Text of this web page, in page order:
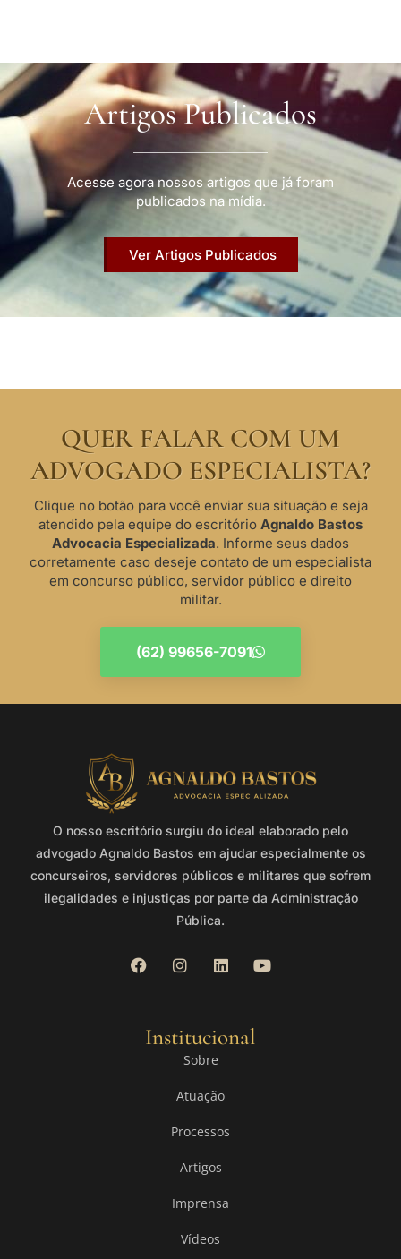
Artigos Publicados
Acesse agora nossos artigos que já foram
publicados na mídia.
Ver Artigos Publicados
QUER FALAR COM UM
ADVOGADO ESPECIALISTA?
Clique no botão para você enviar sua situação e seja
atendido pela equipe do escritório Agnaldo Bastos
Advocacia Especializada. Informe seus dados
corretamente caso deseje contato de um especialista
em concurso público, servidor público e direito
militar.
(62) 99656-7091
O nosso escritório surgiu do ideal elaborado pelo
advogado Agnaldo Bastos em ajudar especialmente os
concurseiros, servidores públicos e militares que sofrem
ilegalidades e injustiças por parte da Administração
Pública.
Institucional
Sobre
Atuação
Processos
Artigos
Imprensa
Vídeos